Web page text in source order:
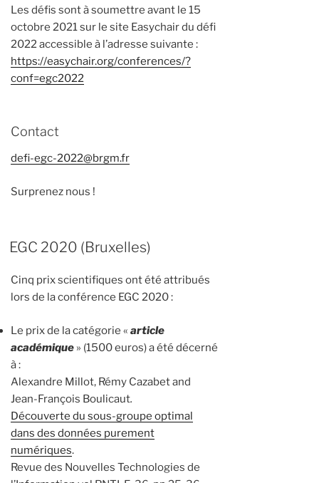
Les défis sont à soumettre avant le 15
octobre 2021 sur le site Easychair du défi
2022 accessible à l’adresse suivante :
https://easychair.org/conferences/?
conf=egc2022
Contact
defi-egc-2022@brgm.fr
Surprenez nous !
EGC 2020 (Bruxelles)
Cinq prix scientifiques ont été attribués
lors de la conférence EGC 2020 :
Le prix de la catégorie « article
académique » (1500 euros) a été décerné
à :
Alexandre Millot, Rémy Cazabet and
Jean-François Boulicaut.
Découverte du sous-groupe optimal
dans des données purement
numériques.
Revue des Nouvelles Technologies de